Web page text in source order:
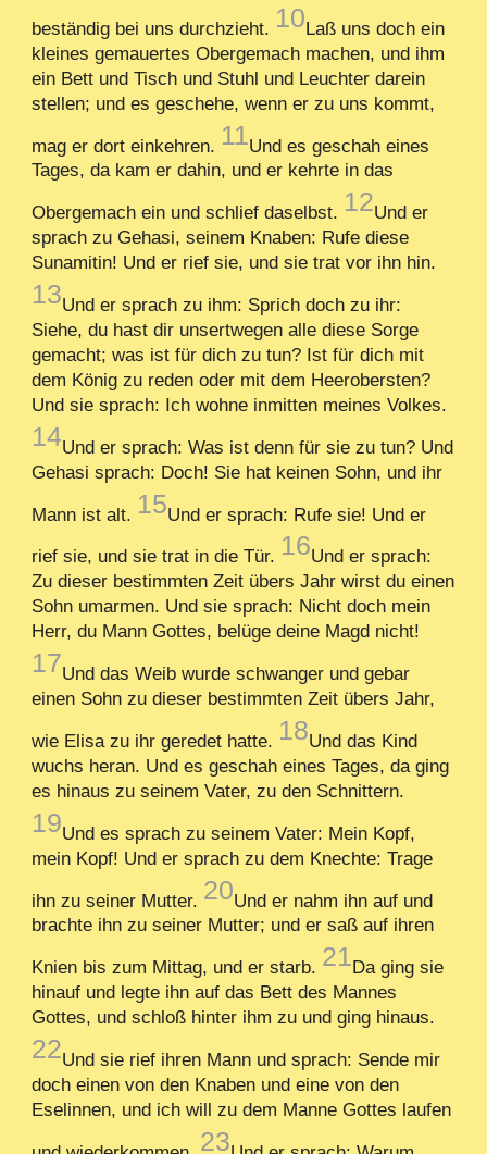
beständig bei uns durchzieht. 10Laß uns doch ein
kleines gemauertes Obergemach machen, und ihm
ein Bett und Tisch und Stuhl und Leuchter darein
stellen; und es geschehe, wenn er zu uns kommt,
mag er dort einkehren. 11Und es geschah eines
Tages, da kam er dahin, und er kehrte in das
Obergemach ein und schlief daselbst. 12Und er
sprach zu Gehasi, seinem Knaben: Rufe diese
Sunamitin! Und er rief sie, und sie trat vor ihn hin.
13Und er sprach zu ihm: Sprich doch zu ihr:
Siehe, du hast dir unsertwegen alle diese Sorge
gemacht; was ist für dich zu tun? Ist für dich mit
dem König zu reden oder mit dem Heerobersten?
Und sie sprach: Ich wohne inmitten meines Volkes.
14Und er sprach: Was ist denn für sie zu tun? Und
Gehasi sprach: Doch! Sie hat keinen Sohn, und ihr
Mann ist alt. 15Und er sprach: Rufe sie! Und er
rief sie, und sie trat in die Tür. 16Und er sprach:
Zu dieser bestimmten Zeit übers Jahr wirst du einen
Sohn umarmen. Und sie sprach: Nicht doch mein
Herr, du Mann Gottes, belüge deine Magd nicht!
17Und das Weib wurde schwanger und gebar
einen Sohn zu dieser bestimmten Zeit übers Jahr,
wie Elisa zu ihr geredet hatte. 18Und das Kind
wuchs heran. Und es geschah eines Tages, da ging
es hinaus zu seinem Vater, zu den Schnittern.
19Und es sprach zu seinem Vater: Mein Kopf,
mein Kopf! Und er sprach zu dem Knechte: Trage
ihn zu seiner Mutter. 20Und er nahm ihn auf und
brachte ihn zu seiner Mutter; und er saß auf ihren
Knien bis zum Mittag, und er starb. 21Da ging sie
hinauf und legte ihn auf das Bett des Mannes
Gottes, und schloß hinter ihm zu und ging hinaus.
22Und sie rief ihren Mann und sprach: Sende mir
doch einen von den Knaben und eine von den
Eselinnen, und ich will zu dem Manne Gottes laufen
23